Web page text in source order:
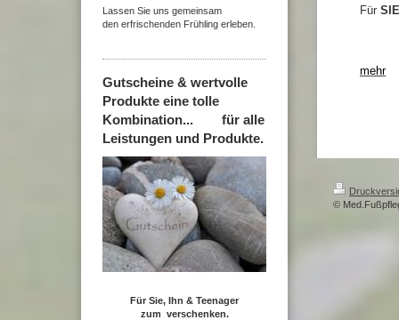
Lassen Sie uns gemeinsam
den erfrischenden Frühling erleben.
Gutscheine & wertvolle
Produkte eine tolle
Kombination... für alle
Leistungen und Produkte.
Für Sie, Ihn & Teenager
zum verschenken.
Für
mehr
©